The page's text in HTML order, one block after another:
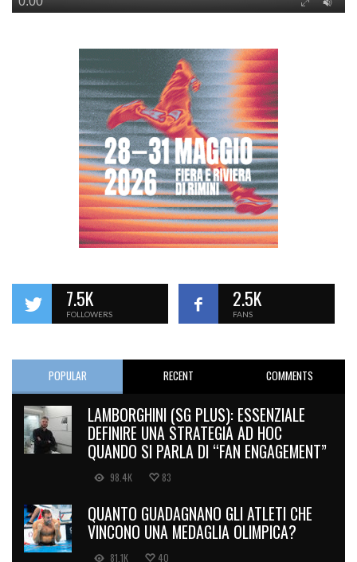
7.5K
FOLLOWERS
2.5K
FANS
POPULAR RECENT COMMENTS
LAMBORGHINI (SG PLUS): ESSENZIALE
DEFINIRE UNA STRATEGIA AD HOC
QUANDO SI PARLA DI “FAN ENGAGEMENT”
98.4K 83
QUANTO GUADAGNANO GLI ATLETI CHE
VINCONO UNA MEDAGLIA OLIMPICA?
81.1K 40